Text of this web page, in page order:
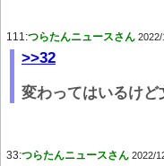
111:つらたんニュースさん
>>32
変わってはいるけ
33:つらたんニュースさん 2022/